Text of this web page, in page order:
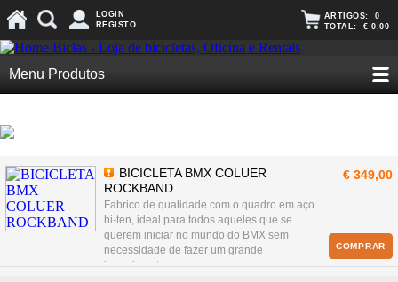
LOGIN
REGISTO
ARTIGOS: 0
TOTAL: € 0,00
Menu Produtos
BICICLETA BMX COLUER
ROCKBAND
Fabrico de qualidade com o quadro em aço
hi-ten, ideal para todos aqueles que se
querem iniciar no mundo do BMX sem
necessidade de fazer um grande
investimento.
€ 349,00
COMPRAR